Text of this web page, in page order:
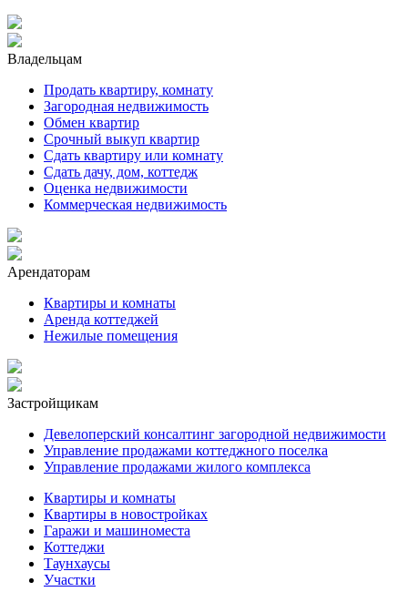
Владельцам
Продать квартиру, комнату
Загородная недвижимость
Обмен квартир
Срочный выкуп квартир
Сдать квартиру или комнату
Сдать дачу, дом, коттедж
Оценка недвижимости
Коммерческая недвижимость
Арендаторам
Квартиры и комнаты
Аренда коттеджей
Нежилые помещения
Застройщикам
Девелоперский консалтинг загородной недвижимости
Управление продажами коттеджного поселка
Управление продажами жилого комплекса
Квартиры и комнаты
Квартиры в новостройках
Гаражи и машиноместа
Коттеджи
Таунхаусы
Участки